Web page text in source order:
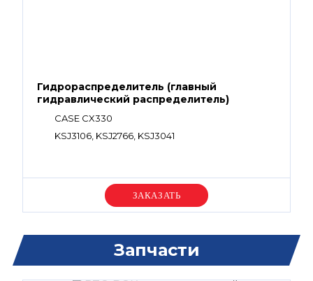
Гидрораспределитель (главный
гидравлический распределитель)
CASE CX330
KSJ3106, KSJ2766, KSJ3041
Уточняйте цену
Запчасти